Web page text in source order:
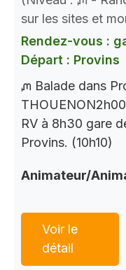
sur les sites et
Rendez-vous :
Départ : Provins
ᘻ Balade dans
THOUENON2h00
RV à 8h30 gare
Provins. (10h10)
Animateur/
Voir le
détail